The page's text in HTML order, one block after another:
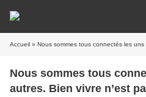
Accueil » Nous sommes tous connectés les uns aux autres. Bien vivre
Nous sommes tous
autres. Bien vivre n’est